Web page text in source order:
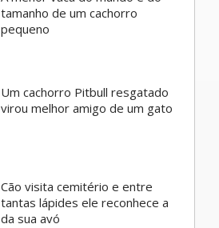
tamanho de um cachorro
pequeno
Um cachorro Pitbull resgatado
virou melhor amigo de um gato
Cão visita cemitério e entre
tantas lápides ele reconhece a
da sua avó